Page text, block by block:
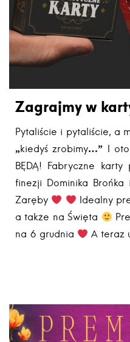
Zagrajmy w
Pytaliście i pytaliście, a
„kiedyś zrobimy…” I
BĘDĄ! Fabryczne karty
finezji Dominika
Zaręby
Idealny
a także na Święta
na 6 grudnia
A teraz